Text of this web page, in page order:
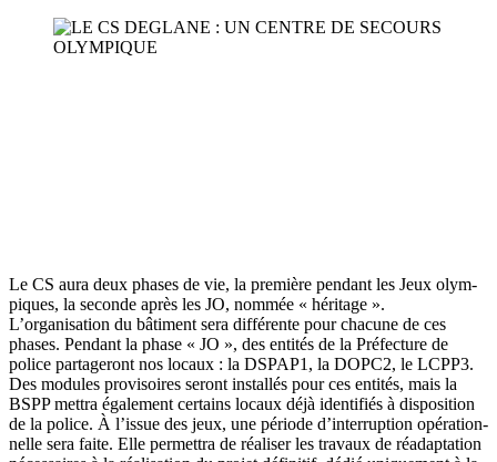
Le CS aura deux phases de vie, la pre­mière pen­dant les Jeux olym­
piques, la seconde après les JO, nom­mée « héri­tage ».
L’organisation du bâti­ment sera dif­fé­rente pour cha­cune de ces
phases. Pen­dant la phase « JO », des enti­tés de la Pré­fec­ture de
police par­ta­ge­ront nos locaux : la DSPAP1, la DOPC2, le LCPP3.
Des modules pro­vi­soires seront ins­tal­lés pour ces enti­tés, mais la
BSPP met­tra éga­le­ment cer­tains locaux déjà iden­ti­fiés à dis­po­si­tion
de la police. À l’issue des jeux, une période d’interruption opé­ra­tion­
nelle sera faite. Elle per­met­tra de réa­li­ser les tra­vaux de réadap­ta­tion